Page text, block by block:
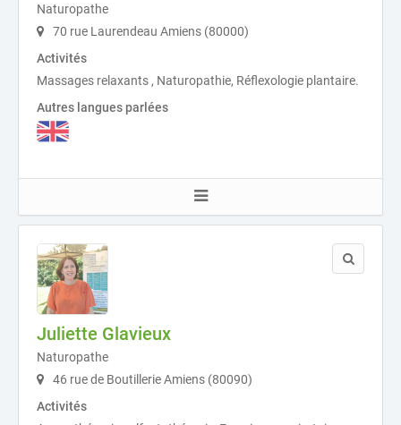
Naturopathe
70 rue Laurendeau Amiens (80000)
Activités
Massages relaxants , Naturopathie, Réflexologie plantaire.
Autres langues parlées
Juliette Glavieux
Naturopathe
46 rue de Boutillerie Amiens (80090)
Activités